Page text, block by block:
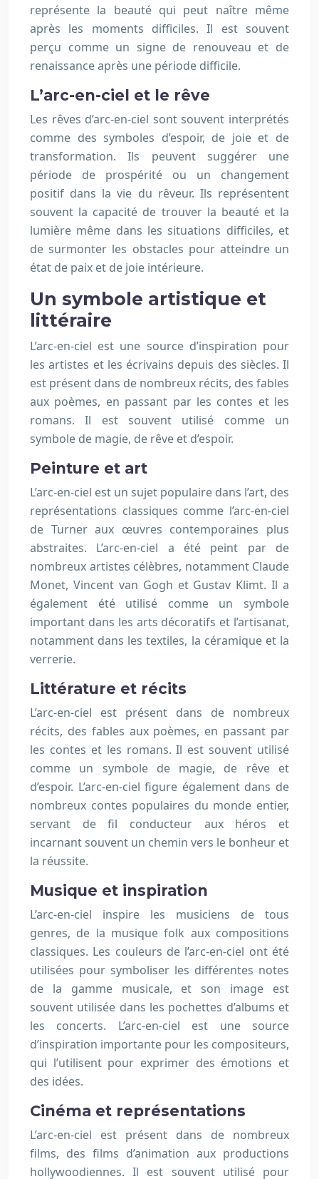
représente la beauté qui peut naître même
après les moments difficiles. Il est souvent
perçu comme un signe de renouveau et de
renaissance après une période difficile.
L’arc-en-ciel et le rêve
Les rêves d’arc-en-ciel sont souvent interprétés
comme des symboles d’espoir, de joie et de
transformation. Ils peuvent suggérer une
période de prospérité ou un changement
positif dans la vie du rêveur. Ils représentent
souvent la capacité de trouver la beauté et la
lumière même dans les situations difficiles, et
de surmonter les obstacles pour atteindre un
état de paix et de joie intérieure.
Un symbole artistique et
littéraire
L’arc-en-ciel est une source d’inspiration pour
les artistes et les écrivains depuis des siècles. Il
est présent dans de nombreux récits, des fables
aux poèmes, en passant par les contes et les
romans. Il est souvent utilisé comme un
symbole de magie, de rêve et d’espoir.
Peinture et art
L’arc-en-ciel est un sujet populaire dans l’art, des
représentations classiques comme l’arc-en-ciel
de Turner aux œuvres contemporaines plus
abstraites. L’arc-en-ciel a été peint par de
nombreux artistes célèbres, notamment Claude
Monet, Vincent van Gogh et Gustav Klimt. Il a
également été utilisé comme un symbole
important dans les arts décoratifs et l’artisanat,
notamment dans les textiles, la céramique et la
verrerie.
Littérature et récits
L’arc-en-ciel est présent dans de nombreux
récits, des fables aux poèmes, en passant par
les contes et les romans. Il est souvent utilisé
comme un symbole de magie, de rêve et
d’espoir. L’arc-en-ciel figure également dans de
nombreux contes populaires du monde entier,
servant de fil conducteur aux héros et
incarnant souvent un chemin vers le bonheur et
la réussite.
Musique et inspiration
L’arc-en-ciel inspire les musiciens de tous
genres, de la musique folk aux compositions
classiques. Les couleurs de l’arc-en-ciel ont été
utilisées pour symboliser les différentes notes
de la gamme musicale, et son image est
souvent utilisée dans les pochettes d’albums et
les concerts. L’arc-en-ciel est une source
d’inspiration importante pour les compositeurs,
qui l’utilisent pour exprimer des émotions et
des idées.
Cinéma et représentations
L’arc-en-ciel est présent dans de nombreux
films, des films d’animation aux productions
hollywoodiennes. Il est souvent utilisé pour